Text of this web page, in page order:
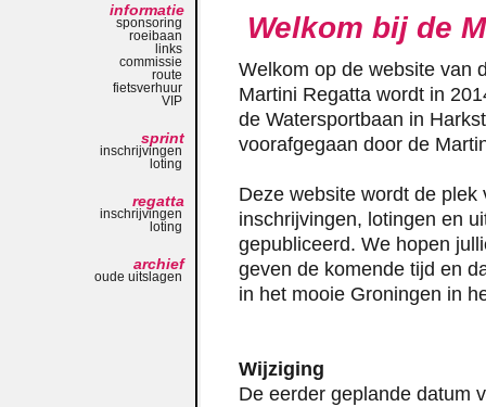
Welkom bij de
Welkom op de website van
Martini Regatta wordt in
de Watersportbaan in
voorafgegaan door de
Deze website wordt de
inschrijvingen, lotingen en
gepubliceerd. We hopen
geven de komende tijd en
in het mooie Groningen in
Wijziging
De eerder geplande datum
informatie
sponsoring
roeibaan
links
commissie
route
fietsverhuur
VIP
sprint
inschrijvingen
loting
regatta
inschrijvingen
loting
archief
oude uitslagen